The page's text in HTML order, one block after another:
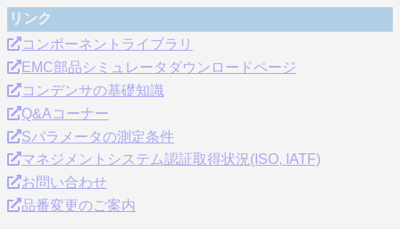
リンク
コンポーネントライブラリ
EMC部品シミュレータダウンロードページ
コンデンサの基礎知識
Q&Aコーナー
Sパラメータの測定条件
マネジメントシステム認証取得状況(ISO, IATF)
お問い合わせ
品番変更のご案内